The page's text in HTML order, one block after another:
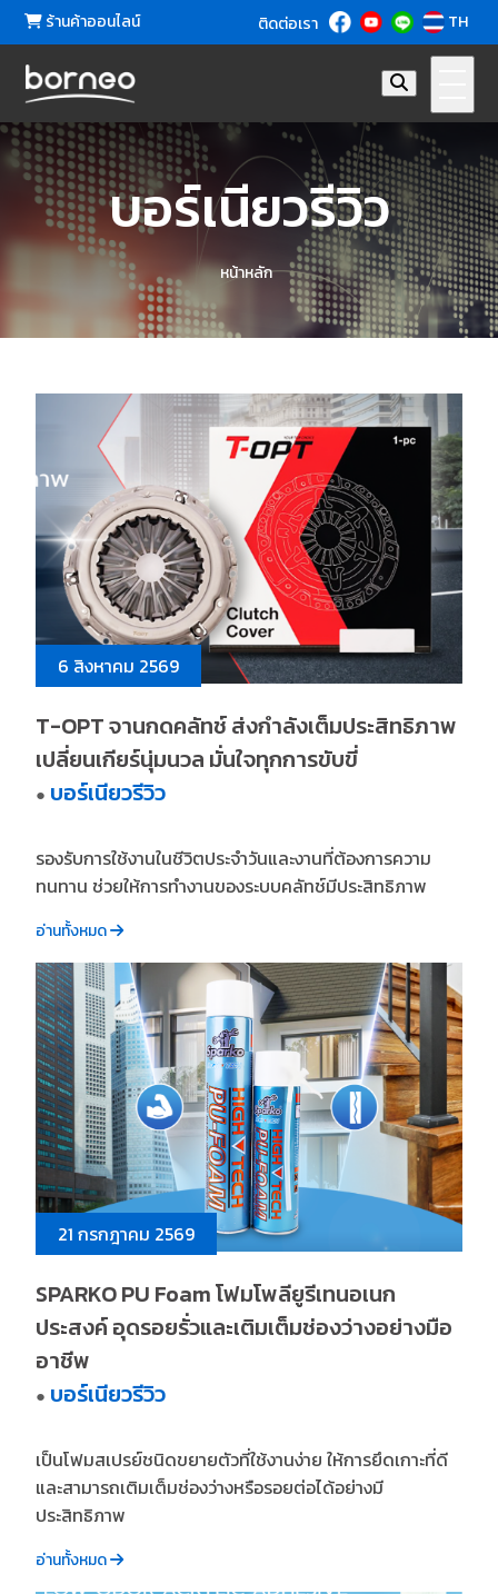
ร้านค้าออนไลน์ ติดต่อเรา TH
บอร์เนียวรีวิว
หน้าหลัก
6 สิงหาคม 2569
T-OPT จานกดคลัทช์ ส่งกำลังเต็มประสิทธิภาพ
เปลี่ยนเกียร์นุ่มนวล มั่นใจทุกการขับขี่
● บอร์เนียวรีวิว
รองรับการใช้งานในชีวิตประจำวันและงานที่ต้องการความ
ทนทาน ช่วยให้การทำงานของระบบคลัทช์มีประสิทธิภาพ
อ่านทั้งหมด
21 กรกฎาคม 2569
SPARKO PU Foam โฟมโพลียูรีเทนอเนก
ประสงค์ อุดรอยรั่วและเติมเต็มช่องว่างอย่างมือ
อาชีพ
● บอร์เนียวรีวิว
เป็นโฟมสเปรย์ชนิดขยายตัวที่ใช้งานง่าย ให้การยึดเกาะที่ดี
และสามารถเติมเต็มช่องว่างหรือรอยต่อได้อย่างมี
ประสิทธิภาพ
อ่านทั้งหมด